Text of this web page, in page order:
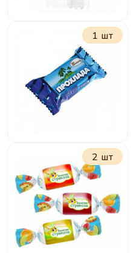
Панда Молочно-
шоколадное
драже
1 шт
Прохлада с
кокосом
2 шт